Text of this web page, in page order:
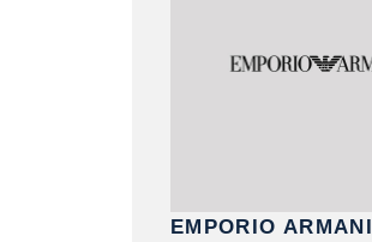
EMPORIO ARMANI